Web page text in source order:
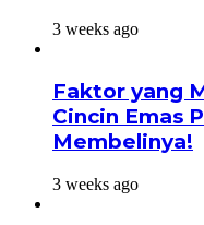
3 weeks ago
Faktor yang
Cincin Emas
Membelinya!
3 weeks ago